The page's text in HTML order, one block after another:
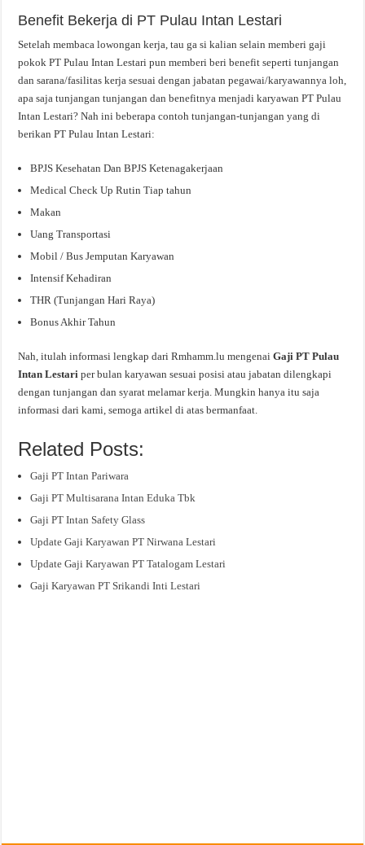
Benefit Bekerja di PT Pulau Intan Lestari
Setelah membaca lowongan kerja, tau ga si kalian selain memberi gaji
pokok PT Pulau Intan Lestari pun memberi beri benefit seperti tunjangan
dan sarana/fasilitas kerja sesuai dengan jabatan pegawai/karyawannya loh,
apa saja tunjangan tunjangan dan benefitnya menjadi karyawan PT Pulau
Intan Lestari? Nah ini beberapa contoh tunjangan-tunjangan yang di
berikan PT Pulau Intan Lestari:
BPJS Kesehatan Dan BPJS Ketenagakerjaan
Medical Check Up Rutin Tiap tahun
Makan
Uang Transportasi
Mobil / Bus Jemputan Karyawan
Intensif Kehadiran
THR (Tunjangan Hari Raya)
Bonus Akhir Tahun
Nah, itulah informasi lengkap dari Rmhamm.lu mengenaiGaji PT Pulau
Intan Lestariper bulan karyawan sesuai posisi atau jabatan dilengkapi
dengan tunjangan dan syarat melamar kerja. Mungkin hanya itu saja
informasi dari kami, semoga artikel di atas bermanfaat.
Related Posts:
Gaji PT Intan Pariwara
Gaji PT Multisarana Intan Eduka Tbk
Gaji PT Intan Safety Glass
Update Gaji Karyawan PT Nirwana Lestari
Update Gaji Karyawan PT Tatalogam Lestari
Gaji Karyawan PT Srikandi Inti Lestari